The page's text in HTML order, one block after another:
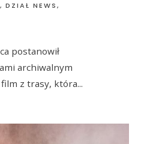
, DZIAŁ NEWS,
postanowił
archiwalnym
film z trasy, która...